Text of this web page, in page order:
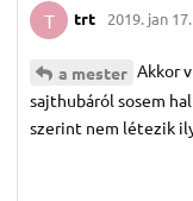
T trt 2019. jan 17.
a mester Akkor
sajthubáról sosem
szerint nem létezik